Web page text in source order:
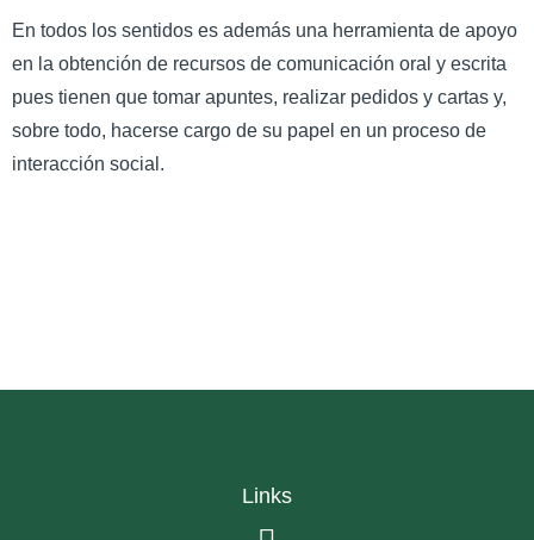
En todos los sentidos es además una herramienta de apoyo
en la obtención de recursos de comunicación oral y escrita
pues tienen que tomar apuntes, realizar pedidos y cartas y,
sobre todo, hacerse cargo de su papel en un proceso de
interacción social.
Links